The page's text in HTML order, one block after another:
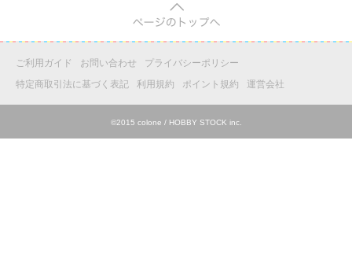
ご利用ガイド お問い合わせ
プライバシーポリシー
特定商取引法に基づく表記
利用規約 ポイント規約 運営会社
©2015 colone / HOBBY STOCK inc.